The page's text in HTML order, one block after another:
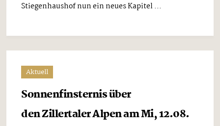
Stiegenhaushof nun ein neues Kapitel ...
Aktuell
Sonnenfinsternis über
den Zillertaler Alpen am Mi, 12.08.